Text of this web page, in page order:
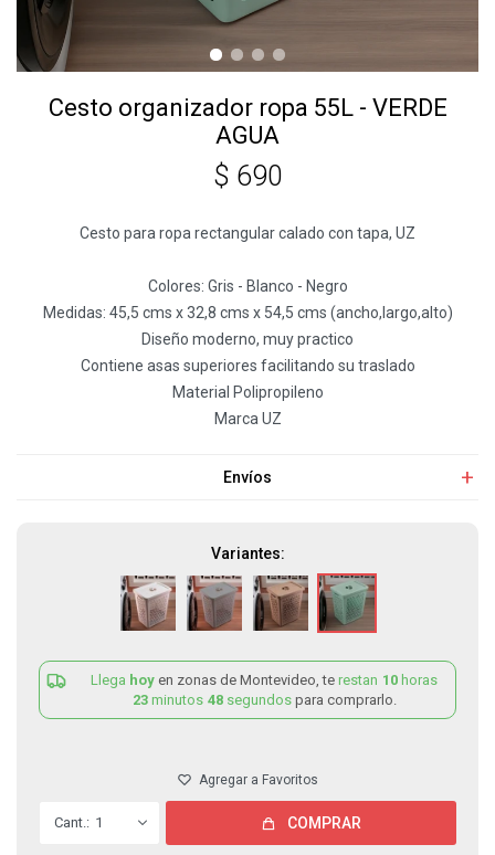
Cesto organizador ropa 55L - VERDE
AGUA
$ 690
Cesto para ropa rectangular calado con tapa, UZ
Colores: Gris - Blanco - Negro
Medidas: 45,5 cms x 32,8 cms x 54,5 cms (ancho,largo,alto)
Diseño moderno, muy practico
Contiene asas superiores facilitando su traslado
Material Polipropileno
Marca UZ
Envíos
Variantes:
Llega hoy en zonas de Montevideo, te restan 10 horas
23 minutos 48 segundos para comprarlo.
1 COMPRAR